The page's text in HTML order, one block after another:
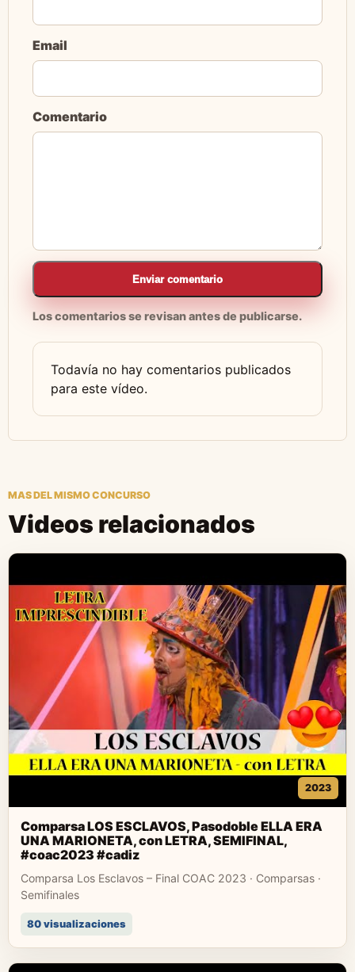
Email
Comentario
Enviar comentario
Los comentarios se revisan antes de publicarse.
Todavía no hay comentarios publicados
para este vídeo.
MAS DEL MISMO CONCURSO
Videos relacionados
2023
Comparsa LOS ESCLAVOS, Pasodoble ELLA ERA
UNA MARIONETA, con LETRA, SEMIFINAL,
#coac2023 #cadiz
Comparsa Los Esclavos – Final COAC 2023 · Comparsas ·
Semifinales
80 visualizaciones